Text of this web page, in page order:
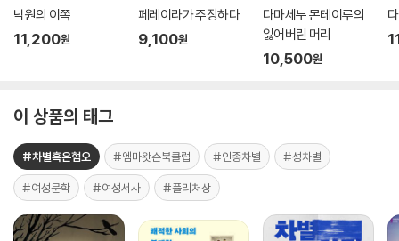
낙원의 이쪽
11,200원
페레이라가 주장하다
9,100원
다마세누 몬테이루의
잃어버린 머리
10,500원
이 상품의 태그
#차별혹은혐오 #엠마왓슨북클럽 #인종차별 #성차별
#여성문학 #여성서사 #퓰리처상